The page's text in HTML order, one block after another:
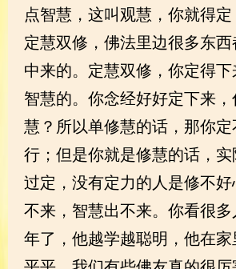
点智慧，这叫观慧，你就得定
定慧双修，佛法里边很多东西
中来的。定慧双修，你定得
智慧的。你念经好好定下来
慧？所以单修慧的话，那你
行；但是你就是修慧的话，
过定，没有定力的人是修不好
不来，智慧出不来。你看很
年了，他越学越聪明，他在